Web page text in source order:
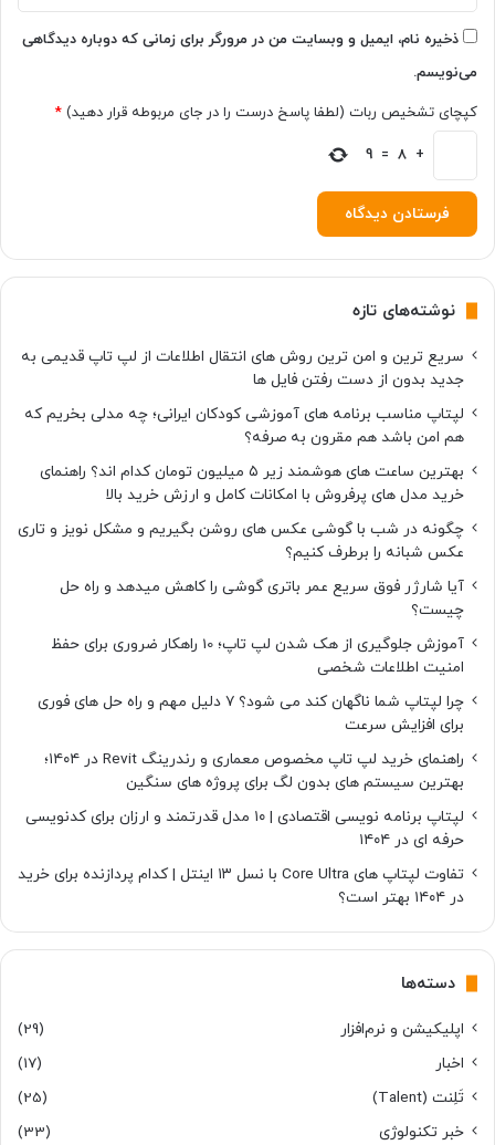
ذخیره نام، ایمیل و وبسایت من در مرورگر برای زمانی که دوباره دیدگاهی
می‌نویسم.
کپچای تشخیص ربات (لطفا پاسخ درست را در جای مربوطه قرار دهید) *
+
8
=
9
نوشته‌های تازه
سریع ترین و امن ترین روش های انتقال اطلاعات از لپ تاپ قدیمی به
جدید بدون از دست رفتن فایل ها
لپتاپ مناسب برنامه های آموزشی کودکان ایرانی؛ چه مدلی بخریم که
هم امن باشد هم مقرون به صرفه؟
بهترین ساعت های هوشمند زیر ۵ میلیون تومان کدام اند؟ راهنمای
خرید مدل های پرفروش با امکانات کامل و ارزش خرید بالا
چگونه در شب با گوشی عکس های روشن بگیریم و مشکل نویز و تاری
عکس شبانه را برطرف کنیم؟
آیا شارژر فوق سریع عمر باتری گوشی را کاهش میدهد و راه حل
چیست؟
آموزش جلوگیری از هک شدن لپ تاپ؛ 10 راهکار ضروری برای حفظ
امنیت اطلاعات شخصی
چرا لپتاپ شما ناگهان کند می شود؟ ۷ دلیل مهم و راه حل های فوری
برای افزایش سرعت
راهنمای خرید لپ تاپ مخصوص معماری و رندرینگ Revit در ۱۴۰۴؛
بهترین سیستم های بدون لگ برای پروژه های سنگین
لپتاپ برنامه نویسی اقتصادی | ۱۰ مدل قدرتمند و ارزان برای کدنویسی
حرفه ای در ۱۴۰۴
تفاوت لپتاپ های Core Ultra با نسل ۱۳ اینتل | کدام پردازنده برای خرید
در ۱۴۰۴ بهتر است؟
دسته‌ها
اپلیکیشن و نرم‌افزار
(29)
اخبار
(17)
تَلِنت (Talent)
(25)
خبر تکنولوژی
(33)